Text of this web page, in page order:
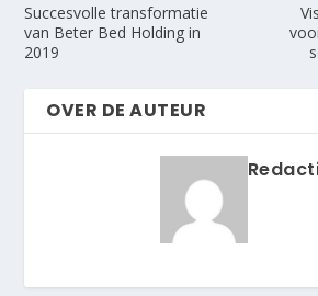
Succesvolle transformatie
van Beter Bed Holding in
2019
OVER DE AUTEUR